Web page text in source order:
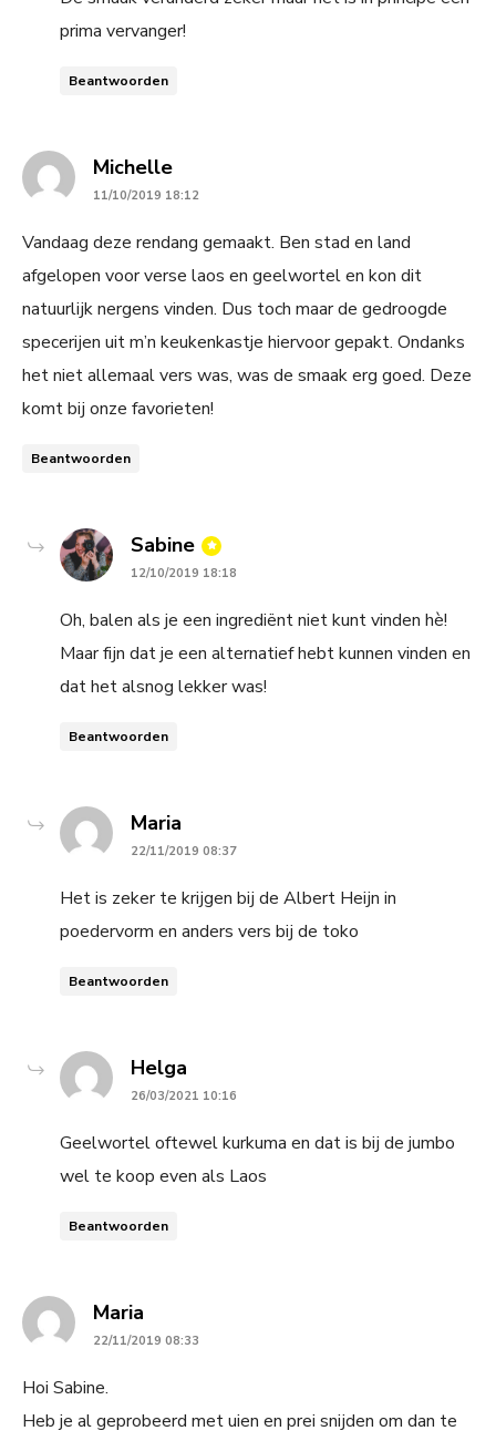
prima vervanger!
Beantwoorden
Michellesays:
11/10/2019 18:12
Vandaag deze rendang gemaakt. Ben stad en land
afgelopen voor verse laos en geelwortel en kon dit
natuurlijk nergens vinden. Dus toch maar de gedroogde
specerijen uit m’n keukenkastje hiervoor gepakt. Ondanks
het niet allemaal vers was, was de smaak erg goed. Deze
komt bij onze favorieten!
Beantwoorden
Sabine says:
12/10/2019 18:18
Oh, balen als je een ingrediënt niet kunt vinden hè!
Maar fijn dat je een alternatief hebt kunnen vinden en
dat het alsnog lekker was!
Beantwoorden
Maria
22/11/2019 08:37
Het is zeker te krijgen bij de Albert Heijn in
poedervorm en anders vers bij de toko
Beantwoorden
Helga
26/03/2021 10:16
Geelwortel oftewel kurkuma en dat is bij de jumbo
wel te koop even als Laos
Beantwoorden
Maria
22/11/2019 08:33
Hoi Sabine.
Heb je al geprobeerd met uien en prei snijden om dan te